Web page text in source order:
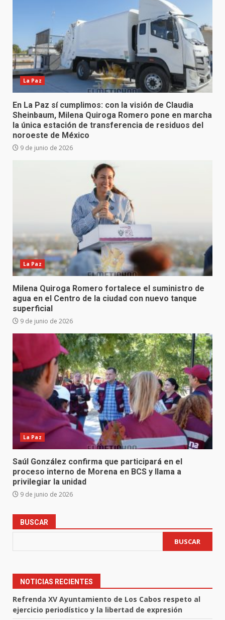
La Paz
En La Paz sí cumplimos: con la visión de Claudia
Sheinbaum, Milena Quiroga Romero pone en marcha
la única estación de transferencia de residuos del
noroeste de México
9 de junio de 2026
La Paz
Milena Quiroga Romero fortalece el suministro de
agua en el Centro de la ciudad con nuevo tanque
superficial
9 de junio de 2026
La Paz
Saúl González confirma que participará en el
proceso interno de Morena en BCS y llama a
privilegiar la unidad
9 de junio de 2026
BUSCAR
BUSCAR
NOTICIAS RECIENTES
Refrenda XV Ayuntamiento de Los Cabos respeto al
ejercicio periodístico y la libertad de expresión